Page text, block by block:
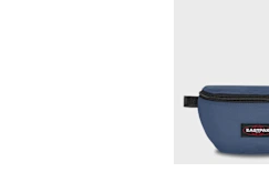
Handig hoofdvak met